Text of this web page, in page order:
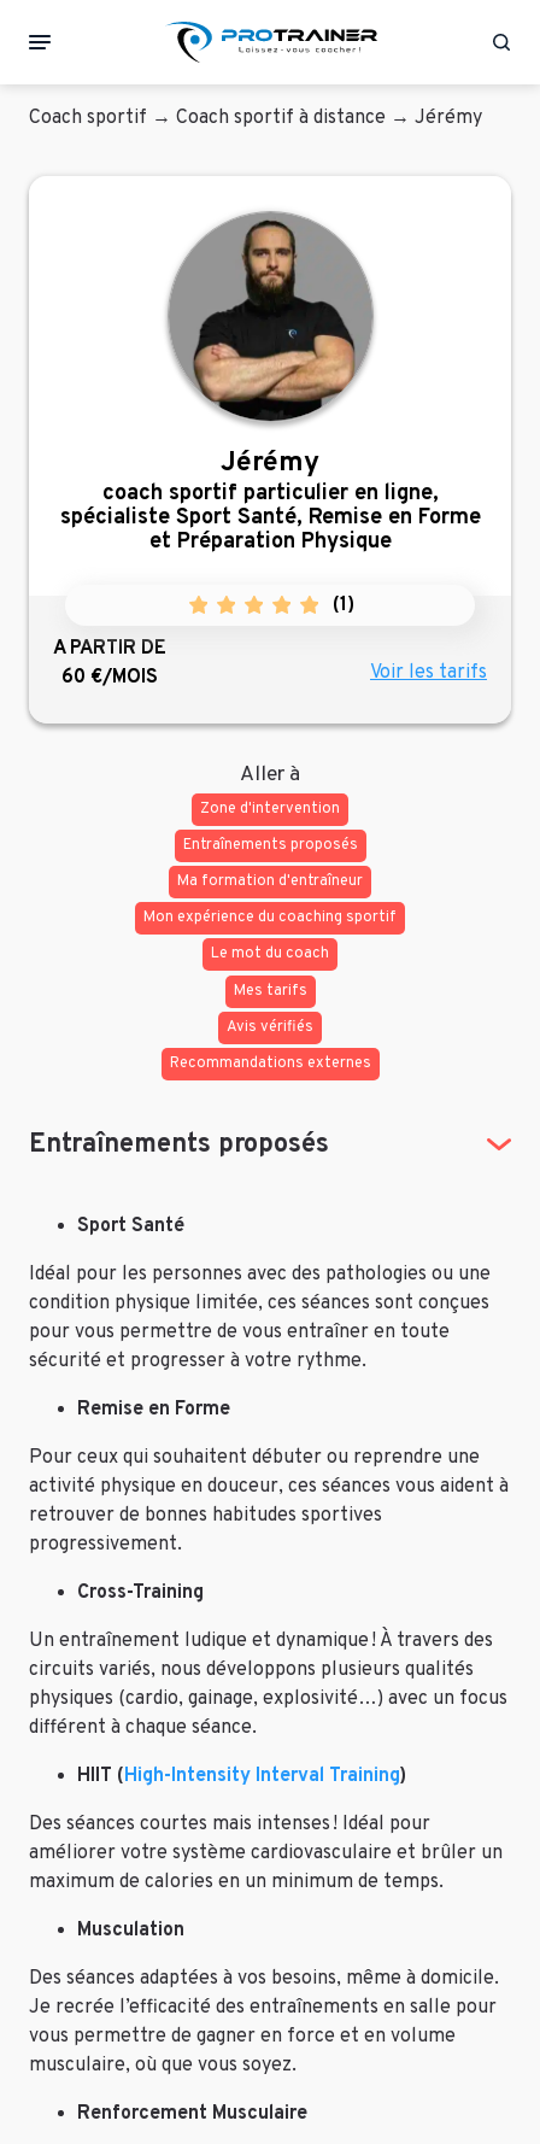
Coach sportif → Coach sportif à distance → Jérémy
Jérémy
coach sportif particulier en ligne,
spécialiste Sport Santé, Remise en Forme
et Préparation Physique
(1)
A PARTIR DE
60 €/MOIS
Voir les tarifs
Aller à
Zone d'intervention
Entraînements proposés
Ma formation d'entraîneur
Mon expérience du coaching sportif
Le mot du coach
Mes tarifs
Avis vérifiés
Recommandations externes
Entraînements proposés
Sport Santé
Idéal pour les personnes avec des pathologies ou une
condition physique limitée, ces séances sont conçues
pour vous permettre de vous entraîner en toute
sécurité et progresser à votre rythme.
Remise en Forme
Pour ceux qui souhaitent débuter ou reprendre une
activité physique en douceur, ces séances vous aident à
retrouver de bonnes habitudes sportives
progressivement.
Cross-Training
Un entraînement ludique et dynamique ! À travers des
circuits variés, nous développons plusieurs qualités
physiques (cardio, gainage, explosivité…) avec un focus
différent à chaque séance.
HIIT (High-Intensity Interval Training)
Des séances courtes mais intenses ! Idéal pour
améliorer votre système cardiovasculaire et brûler un
maximum de calories en un minimum de temps.
Musculation
Des séances adaptées à vos besoins, même à domicile.
Je recrée l’efficacité des entraînements en salle pour
vous permettre de gagner en force et en volume
musculaire, où que vous soyez.
Renforcement Musculaire